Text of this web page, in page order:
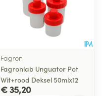
Fagron
Fagronlab Unguator Pot
Wit+rood Deksel 50mlx12
€ 35,20